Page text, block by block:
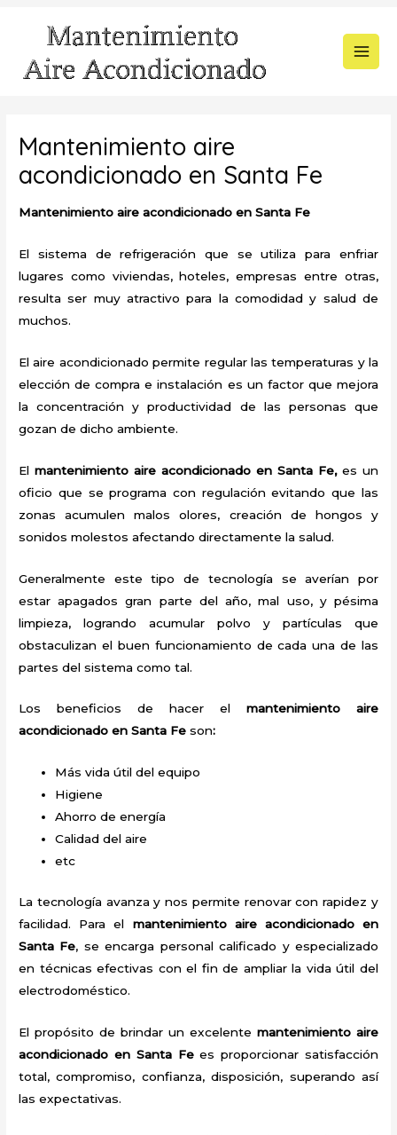
contenido
Mantenimiento aire
acondicionado en Santa Fe
Mantenimiento aire acondicionado en Santa Fe
El sistema de refrigeración que se utiliza para enfriar
lugares como viviendas, hoteles, empresas entre otras,
resulta ser muy atractivo para la comodidad y salud de
muchos.
El aire acondicionado permite regular las temperaturas y la
elección de compra e instalación es un factor que mejora
la concentración y productividad de las personas que
gozan de dicho ambiente.
Elmantenimiento aire acondicionado en Santa Fe,es un
oficio que se programa con regulación evitando que las
zonas acumulen malos olores, creación de hongos y
sonidos molestos afectando directamente la salud.
Generalmente este tipo de tecnología se averían por
estar apagados gran parte del año, mal uso, y pésima
limpieza, logrando acumular polvo y partículas que
obstaculizan el buen funcionamiento de cada una de las
partes del sistema como tal.
Los beneficios de hacer el mantenimiento aire
acondicionado en Santa Feson:
Más vida útil del equipo
Higiene
Ahorro de energía
Calidad del aire
etc
La tecnología avanza y nos permite renovar con rapidez y
facilidad. Para el mantenimiento aire acondicionado en
Santa Fe, se encarga personal calificado y especializado
en técnicas efectivas con el fin de ampliar la vida útil del
electrodoméstico.
El propósito de brindar un excelente mantenimiento aire
acondicionado en Santa Fees proporcionar satisfacción
total, compromiso, confianza, disposición, superando así
las expectativas.